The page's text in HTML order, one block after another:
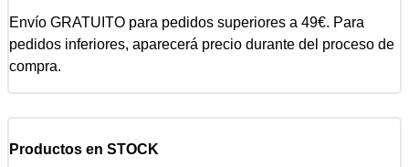
Envío GRATUITO para pedidos superiores a 49€. Para
pedidos inferiores, aparecerá precio durante del proceso de
compra.
Productos en STOCK